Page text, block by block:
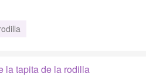
la tapita de la rodilla